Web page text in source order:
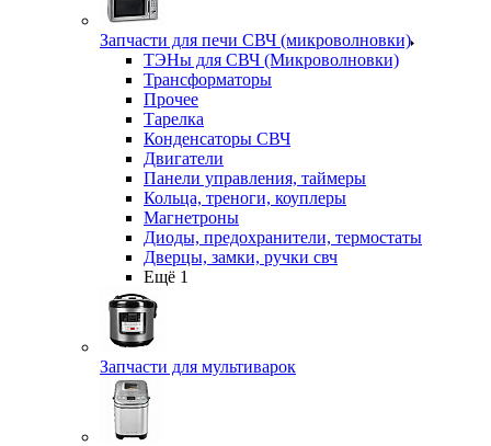
Запчасти для печи СВЧ (микроволновки)
ТЭНы для СВЧ (Микроволновки)
Трансформаторы
Прочее
Тарелка
Конденсаторы СВЧ
Двигатели
Панели управления, таймеры
Кольца, треноги, коуплеры
Магнетроны
Диоды, предохранители, термостаты
Дверцы, замки, ручки свч
Ещё 1
Запчасти для мультиварок